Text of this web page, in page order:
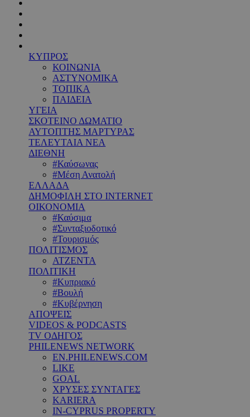
ΚΥΠΡΟΣ
ΚΟΙΝΩΝΙΑ
ΑΣΤΥΝΟΜΙΚΑ
ΤΟΠΙΚΑ
ΠΑΙΔΕΙΑ
ΥΓΕΙΑ
ΣΚΟΤΕΙΝΟ ΔΩΜΑΤΙΟ
ΑΥΤΟΠΤΗΣ ΜΑΡΤΥΡΑΣ
ΤΕΛΕΥΤΑΙΑ ΝΕΑ
ΔΙΕΘΝΗ
#Καύσωνας
#Μέση Ανατολή
ΕΛΛΑΔΑ
ΔΗΜΟΦΙΛΗ ΣΤΟ INTERNET
ΟΙΚΟΝΟΜΙΑ
#Καύσιμα
#Συνταξιοδοτικό
#Τουρισμός
ΠΟΛΙΤΙΣΜΟΣ
ΑΤΖΕΝΤΑ
ΠΟΛΙΤΙΚΗ
#Κυπριακό
#Βουλή
#Κυβέρνηση
ΑΠΟΨΕΙΣ
VIDEOS & PODCASTS
TV ΟΔΗΓΟΣ
PHILENEWS NETWORK
EN.PHILENEWS.COM
LIKE
GOAL
ΧΡΥΣΕΣ ΣΥΝΤΑΓΕΣ
KARIERA
IN-CYPRUS PROPERTY